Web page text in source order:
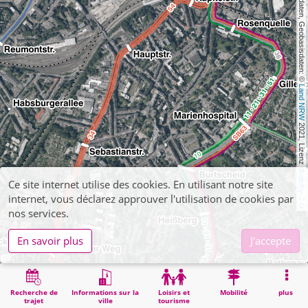
, Kartendaten, Geobasisdaten: ©
Land NRW
2021, Lizenz
dl-de/by-2-0
Recherche de
trajet
Informations sur la
ville
Loisirs et
tourisme
Mobilité plus
Ce site internet utilise des cookies. En utilisant notre site
internet, vous déclarez approuver l'utilisation de cookies par
nos services.
En savoir plus
J'accepte